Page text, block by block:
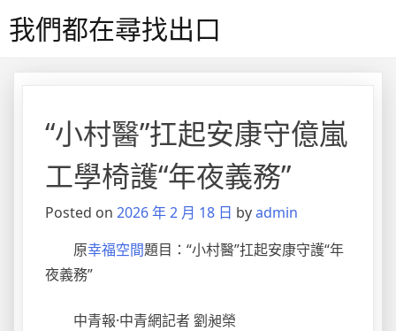
to我們都在尋找出口
“小村醫”扛起安康守億嵐
工學椅護“年夜義務”
Posted on 2026 年 2 月 18 日 byadmin
原幸福空間題目：“小村醫”扛起安康守護“年
夜義務”
中青報·中青網記者 劉昶榮